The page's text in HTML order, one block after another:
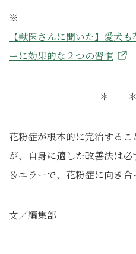
※
【獣医さんに聞いた】愛犬
ーに効果的な２つの習慣
＊
花粉症が根本的に完治する
が、自身に適した改善法は
＆エラーで、花粉症に向き合
文／編集部